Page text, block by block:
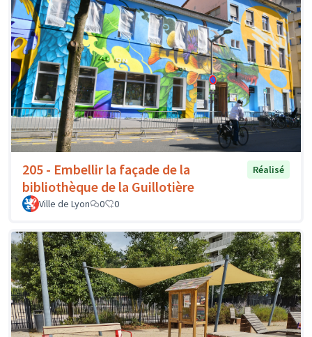
205 - Embellir la façade de la
bibliothèque de la Guillotière
Réalisé
Ville de Lyon 0 0